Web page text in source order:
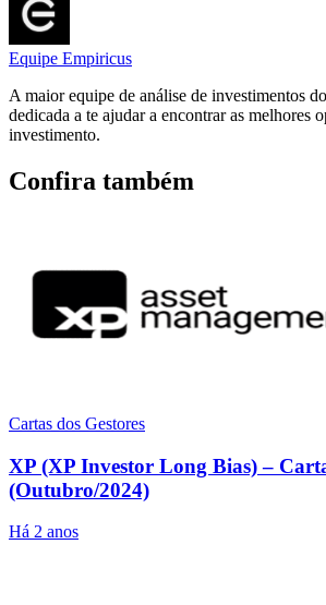
Equipe Empiricus
A maior equipe de análise de investimentos
dedicada a te ajudar a encontrar as melhores
investimento.
Confira também
Cartas dos Gestores
XP (XP Investor Long Bias) –
(Outubro/2024)
Há 2 anos